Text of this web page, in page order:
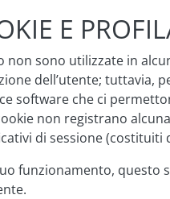
E
non sono utilizzate in
dell’utente; tuttavia,
software che ci
non registrano
di sessione (costituiti
funzionamento, questo